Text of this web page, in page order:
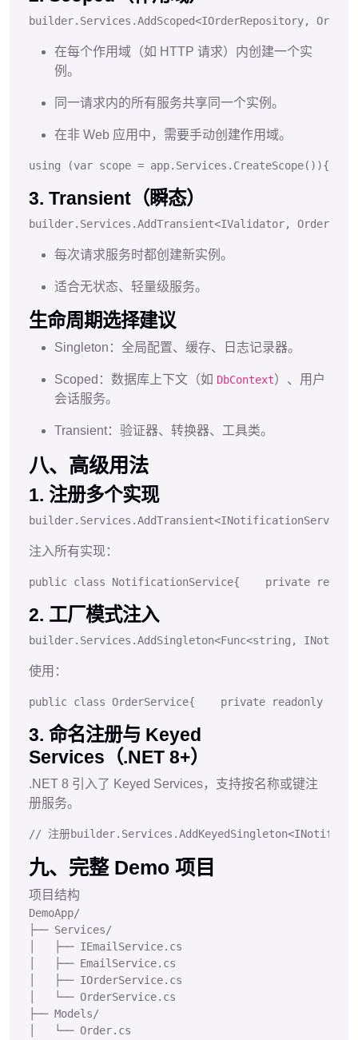
builder. Services .AddScoped<IOrderRepository,
在每个作用域（如 HTTP 请求）内创建一个实
例。
同一请求内的所有服务共享同一个实例。
在非 Web 应用中，需要手动创建作用域。
using (var scope = app.Services.CreateScope()){
3. Transient（瞬态）
builder. Services .AddTransient<IValidator,
每次请求服务时都创建新实例。
适合无状态、轻量级服务。
生命周期选择建议
Singleton：全局配置、缓存、日志记录器。
Scoped：数据库上下文（如 DbContext）、用户
会话服务。
Transient：验证器、转换器、工具类。
八、高级用法
1. 注册多个实现
builder. Services .AddTransient<INotificationService
注入所有实现：
public class NotificationService{ private
2. 工厂模式注入
builder. Services .AddSingleton<Func<string ,
使用：
public class OrderService{ private readonly
3. 命名注册与 Keyed
Services（.NET 8+）
.NET 8 引入了 Keyed Services，支持按名称或键注
册服务。
// 注册
九、完整 Demo 项目
项目结构
DemoApp/
├── Services/
│   ├── IEmailService.cs
│   ├── EmailService.cs
│   ├── IOrderService.cs
│   └── OrderService.cs
├── Models/
│   └── Order.cs